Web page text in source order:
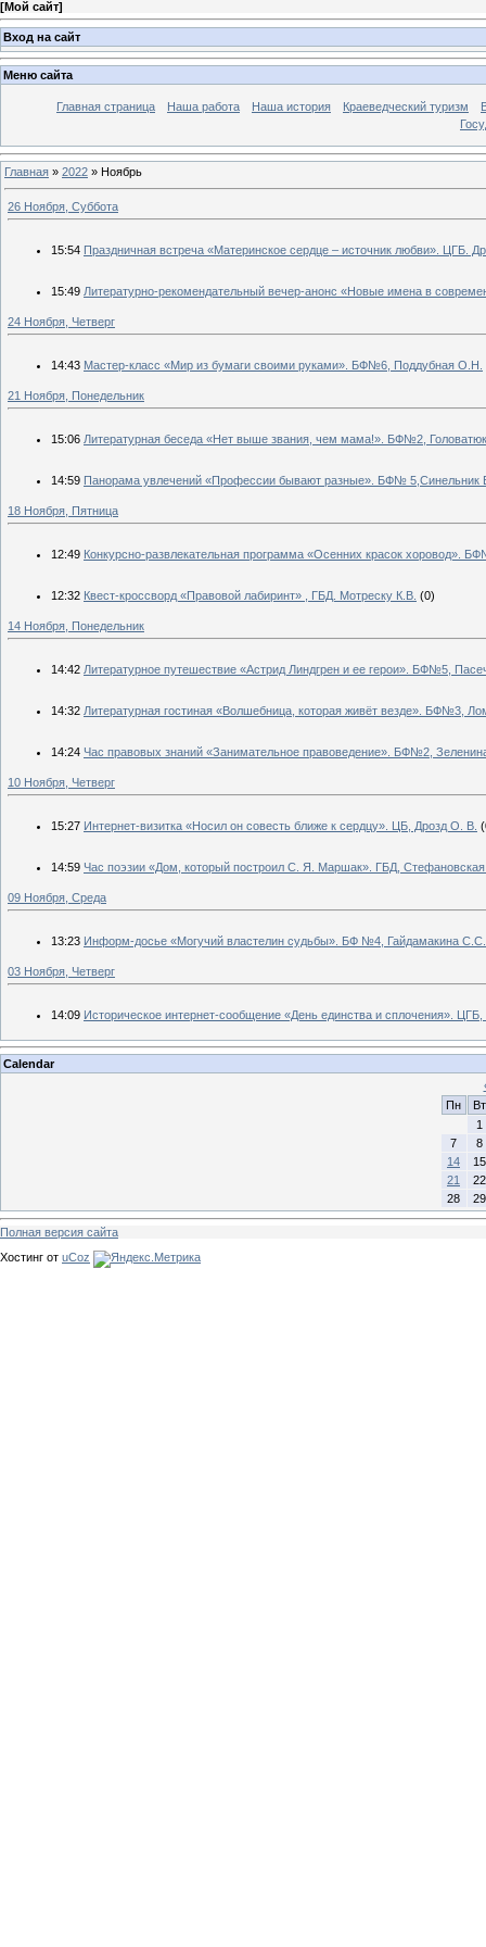
[Мой сайт]
Вход на сайт
Меню сайта
Главная страница Наша работа Наша история Краеведческий туризм
Главная » 2022 » Ноябрь
26 Ноября, Суббота
15:54 Праздничная встреча «Материнское сердце – источник любви». ЦГБ.
15:49 Литературно-рекомендательный вечер-анонс «Новые имена в
24 Ноября, Четверг
14:43 Мастер-класс «Мир из бумаги своими руками». БФ№6, Поддубная О.Н.
21 Ноября, Понедельник
15:06 Литературная беседа «Нет выше звания, чем мама!». БФ№2,
14:59 Панорама увлечений «Профессии бывают разные». БФ№ 5,Синельник
18 Ноября, Пятница
12:49 Конкурсно-развлекательная программа «Осенних красок хоровод».
12:32 Квест-кроссворд «Правовой лабиринт» , ГБД. Мотреску К.В. (0)
14 Ноября, Понедельник
14:42 Литературное путешествие «Астрид Линдгрен и ее герои». БФ№5,
14:32 Литературная гостиная «Волшебница, которая живёт везде». БФ№3,
14:24 Час правовых знаний «Занимательное правоведение». БФ№2,
10 Ноября, Четверг
15:27 Интернет-визитка «Носил он совесть ближе к сердцу». ЦБ, Дрозд О. В.
14:59 Час поэзии «Дом, который построил С. Я. Маршак». ГБД,
09 Ноября, Среда
13:23 Информ-досье «Могучий властелин судьбы». БФ №4, Гайдамакина С.С.
03 Ноября, Четверг
14:09 Историческое интернет-сообщение «День единства и сплочения».
Calendar
Пн
Вт
1
7
8
14
15
21
22
28
29
Полная версия сайта
Хостинг от uCoz